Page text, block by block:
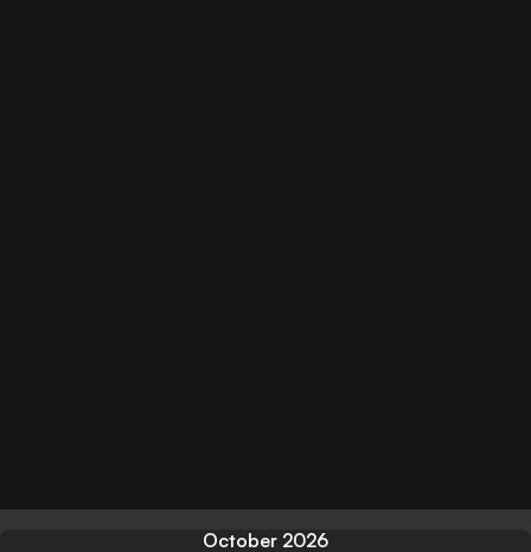
October 2026